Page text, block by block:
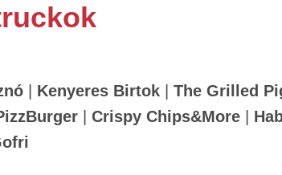
| Kenyeres Birtok| The Grilled
| Crispy Chips&More|